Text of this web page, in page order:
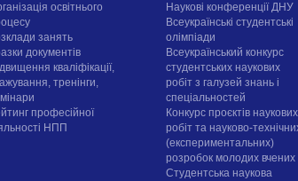
освітнього
занять
документів
кваліфікації,
тренінги,
професійної
НПП
Наукові конференції ДНУ
Всеукраїнські студентські
олімпіади
Всеукраїнський конкурс
студентських наукових
робіт з галузей знань і
спеціальностей
Конкурс проєктів наукових
робіт та науково-
(експериментальних)
розробок молодих вчених
Студентська наукова